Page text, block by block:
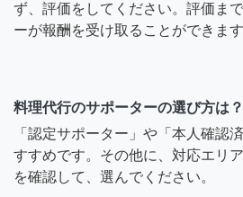
ず、評価をしてください。評価ま
ーが報酬を受け取ることができます
料理代行のサポーターの選び方は？
「認定サポーター」や「本人確認
すすめです。その他に、対応エリ
を確認して、選んでください。